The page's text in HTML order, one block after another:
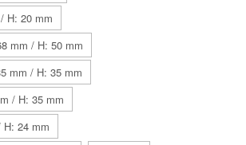
H: 20 mm
mm / H: 50 mm
mm / H: 35 mm
/ H: 35 mm
H: 24 mm